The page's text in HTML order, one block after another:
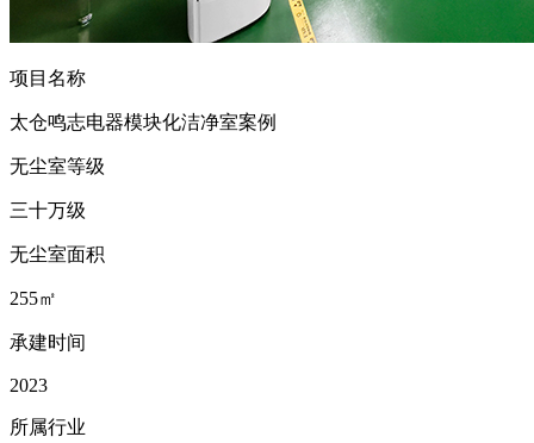
项目名称
太仓鸣志电器模块化洁净室案例
无尘室等级
三十万级
无尘室面积
255㎡
承建时间
2023
所属行业